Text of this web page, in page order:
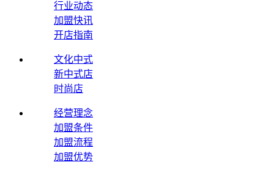
行业动态
加盟快讯
开店指南
文化中式
新中式店
时尚店
经营理念
加盟条件
加盟流程
加盟优势